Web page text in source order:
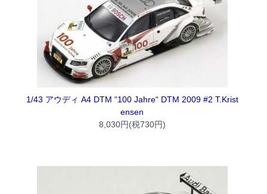
1/43 アウディ A4 DTM “100 Jahre“ DTM 2009 #2 T.Krist
ensen
8,030円(税730円)